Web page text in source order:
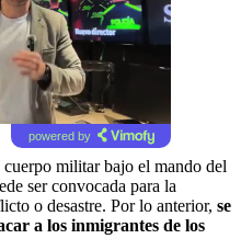
powered by
militar bajo el mando del
ser convocada para la
o desastre. Por lo anterior, se
a los inmigrantes de los